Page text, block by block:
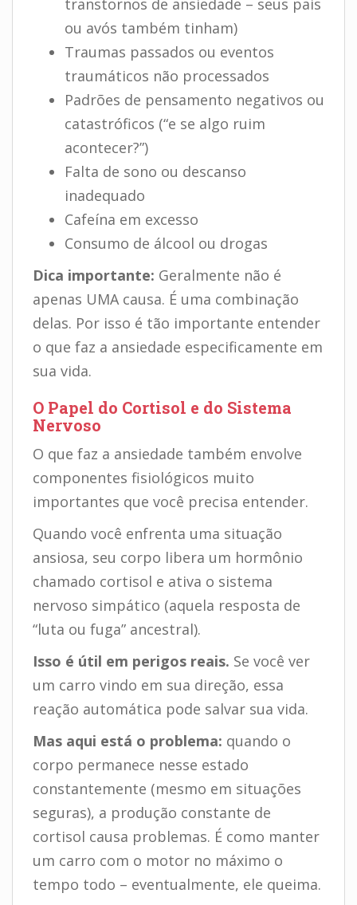
ou avós também tinham)
Traumas passados ou eventos
traumáticos não processados
Padrões de pensamento negativos ou
catastróficos (“e se algo ruim
acontecer?”)
Falta de sono ou descanso
inadequado
Cafeína em excesso
Consumo de álcool ou drogas
Dica importante: Geralmente não é
apenas UMA causa. É uma combinação
delas. Por isso é tão importante entender
o que faz a ansiedade especificamente em
sua vida.
O Papel do Cortisol e do Sistema
Nervoso
O que faz a ansiedade também envolve
componentes fisiológicos muito
importantes que você precisa entender.
Quando você enfrenta uma situação
ansiosa, seu corpo libera um hormônio
chamado cortisol e ativa o sistema
nervoso simpático (aquela resposta de
“luta ou fuga” ancestral).
Isso é útil em perigos reais. Se você ver
um carro vindo em sua direção, essa
reação automática pode salvar sua vida.
Mas aqui está o problema: quando o
corpo permanece nesse estado
constantemente (mesmo em situações
seguras), a produção constante de
cortisol causa problemas. É como manter
um carro com o motor no máximo o
tempo todo – eventualmente, ele queima.